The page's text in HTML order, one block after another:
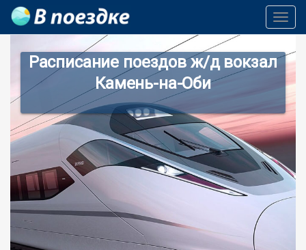
Расписание поездов ж/д вокзал
Камень-на-Оби